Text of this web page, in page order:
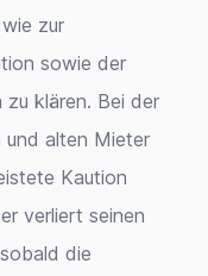
zur
sowie der
zu klären. Bei der
und alten Mieter
Kaution
verliert seinen
die